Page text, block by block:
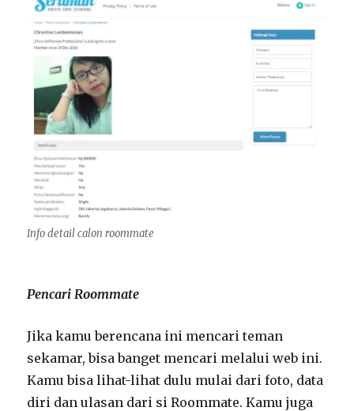
Info detail calon roommate
Pencari Roommate
Jika kamu berencana ini mencari teman
sekamar, bisa banget mencari melalui web ini.
Kamu bisa lihat-lihat dulu mulai dari foto, data
diri dan ulasan dari si Roommate. Kamu juga